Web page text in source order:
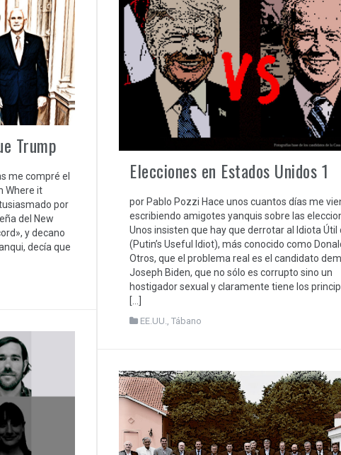
Elecciones en Estados Unidos 1
por Pablo Pozzi Hace unos cuantos días me
escribiendo amigotes yanquis sobre las
Unos insisten que hay que derrotar al Idiota Útil
(Putin’s Useful Idiot), más conocido como
Otros, que el problema real es el candidato
Joseph Biden, que no sólo es corrupto sino un
hostigador sexual y claramente tiene los
[…]
EE.UU. Tábano
Trump
me compré el
Where it
por
del New
y decano
decía que